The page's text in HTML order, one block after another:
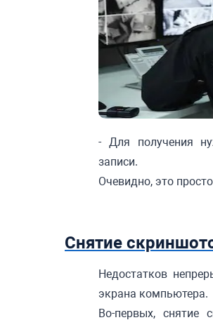
- Для получения
записи.
Очевидно, это
Снятие
Недостатков
экрана компьютера.
Во-первых, снятие